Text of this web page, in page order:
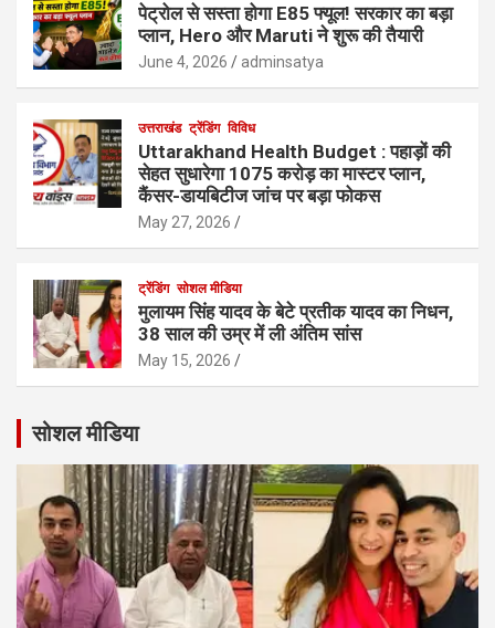
पेट्रोल से सस्ता होगा E85 फ्यूल! सरकार का बड़ा
प्लान, Hero और Maruti ने शुरू की तैयारी
June 4, 2026 adminsatya
उत्तराखंड ट्रेंडिंग विविध
Uttarakhand Health Budget : पहाड़ों की
सेहत सुधारेगा 1075 करोड़ का मास्टर प्लान,
कैंसर-डायबिटीज जांच पर बड़ा फोकस
May 27, 2026
ट्रेंडिंग सोशल मीडिया
मुलायम सिंह यादव के बेटे प्रतीक यादव का निधन,
38 साल की उम्र में ली अंतिम सांस
May 15, 2026
सोशल मीडिया